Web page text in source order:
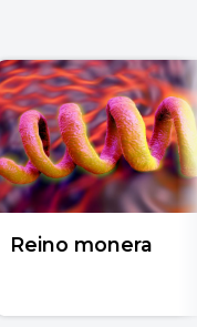
Reino monera